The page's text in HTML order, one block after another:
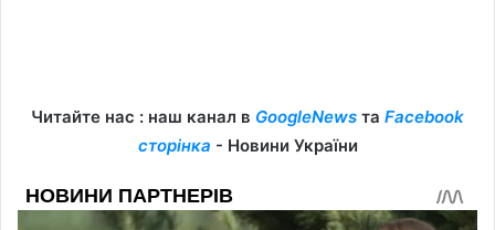
Читайте нас : наш канал в GoogleNews та Facebook
сторінка - Новини України